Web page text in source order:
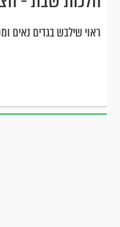
ראוי שילבש בגדים נאים